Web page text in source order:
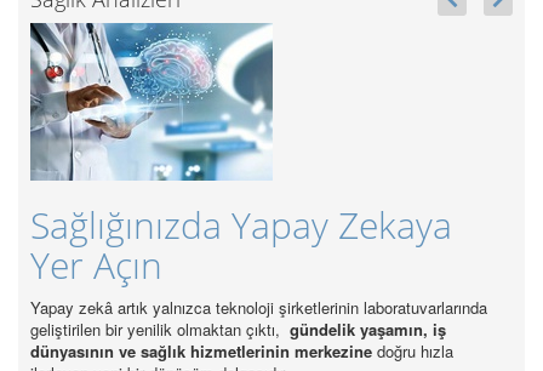
Sağlığınızda Yapay Zekaya
Yer Açın
Yapay zekâ artık yalnızca teknoloji şirketlerinin laboratuvarlarında
geliştirilen bir yenilik olmaktan çıktı, gündelik yaşamın, iş
dünyasının ve sağlık hizmetlerinin merkezine doğru hızla